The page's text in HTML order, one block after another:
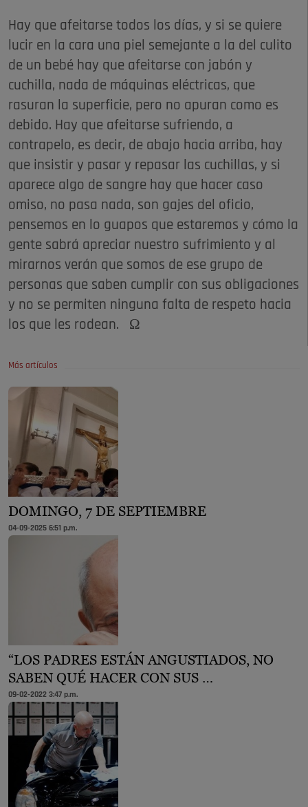
Hay que afeitarse todos los días, y si se quiere
lucir en la cara una piel semejante a la del culito
de un bebé hay que afeitarse con jabón y
cuchilla, nada de máquinas eléctricas, que
rasuran la superficie, pero no apuran como es
debido. Hay que afeitarse sufriendo, a
contrapelo, es decir, de abajo hacia arriba, hay
que insistir y pasar y repasar las cuchillas, y si
aparece algo de sangre hay que hacer caso
omiso, no pasa nada, son gajes del oficio,
pensemos en lo guapos que estaremos y cómo la
gente sabrá apreciar nuestro sufrimiento y al
mirarnos verán que somos de ese grupo de
personas que saben cumplir con sus obligaciones
y no se permiten ninguna falta de respeto hacia
los que les rodean. Ω
Más artículos
DOMINGO, 7 DE SEPTIEMBRE
04-09-2025 6:51 p.m.
“LOS PADRES ESTÁN ANGUSTIADOS, NO
SABEN QUÉ HACER CON SUS …
09-02-2022 3:47 p.m.